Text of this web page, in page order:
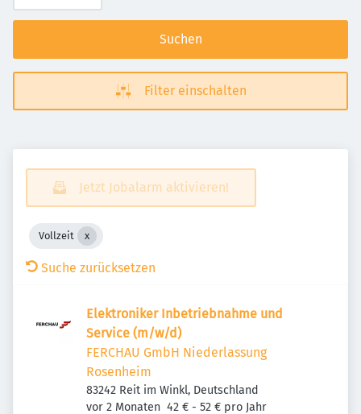
Suchen
Filter einschalten
Jetzt Jobalarm aktivieren!
Vollzeit
Suche zurücksetzen
Elek­tro­niker Inbe­trieb­nahme und
Service (m/w/d)
FERCHAU GmbH Niederlassung
Rosenheim
83242 Reit im Winkl, Deutschland
Veröffentlicht:
vor 2 Monaten 42 € - 52 € pro Jahr